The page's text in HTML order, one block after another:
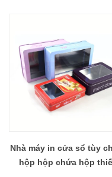
Nhà máy in cửa sổ tùy
hộp hộp chứa hộp